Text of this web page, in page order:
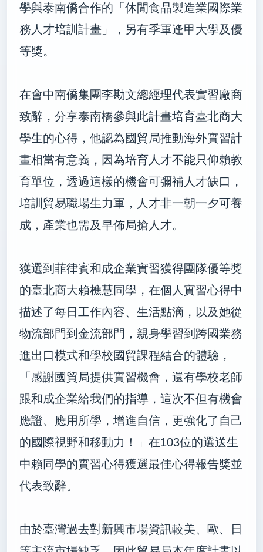
學與泰南僑合作的「休閒食品製造業國際業
務人才培訓計畫」，另有季軍逢甲大學及優
等獎。
在會中南僑集團李勘文總經理代表實習廠商
致辭，分享泰南橋參與此計畫培育臺北商大
學生的心得，他認為國貿局推動海外實習計
畫相當有意義，因為培育人才不能只仰賴教
育單位，透過這樣的機會可彌補人才缺口，
培訓貿易職場生力軍，人才非一朝一夕可養
成，產業也需及早佈局搶人才。
獲選到菲律賓和成企業實習獲得團隊優等獎
的臺北商大賴樵慧同學，在個人實習心得中
描述了每日工作內容、生活點滴，以及她從
物流部門到金流部門，親身學習到跨國業務
進出口模式和學校國貿課程結合的體驗，
「感謝國貿局提供實習機會，還有學校老師
跟和成企業給我們的指導，這次不但有機會
應證、應用所學，增進自信，更強化了自己
的國際視野和移動力！」在103位的選送生
中賴同學的實習心得獲選最佳心得報告獎並
代表致辭。
由於臺灣過去對新興市場資訊較美、歐、日